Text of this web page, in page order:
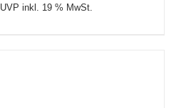
UVP inkl. 19 % MwSt.